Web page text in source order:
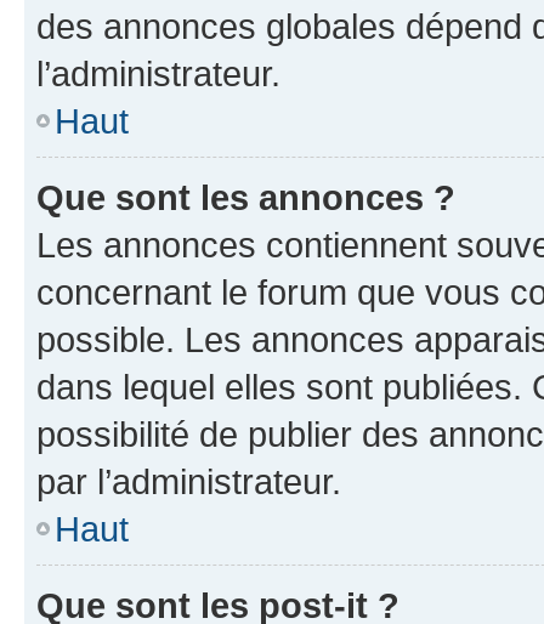
des annonces globales dépend
l’administrateur.
Haut
Que sont les annonces ?
Les annonces contiennent
concernant le forum que vous
possible. Les annonces
dans lequel elles sont publiées.
possibilité de publier des
par l’administrateur.
Haut
Que sont les post-it ?